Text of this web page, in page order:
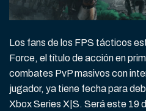
Los fans de los FPS tácticos
Force, el título de acción en
combates PvP masivos con
jugador, ya tiene fecha para
Xbox Series X|S. Será este 19